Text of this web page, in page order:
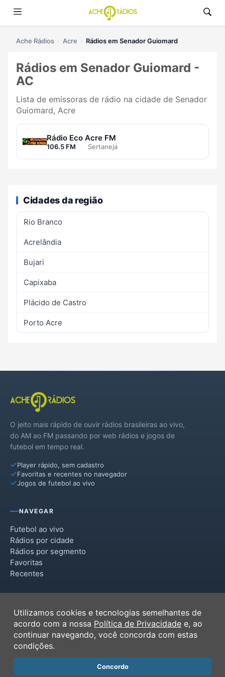
Ache Rádios Acre Rádios em Senador Guiomard
Rádios em Senador Guiomard -
AC
Lista de emissoras de rádio na cidade de Senador
Guiomard, Acre
Rádio Eco Acre FM
106.5 FM · Sertaneja
Cidades da região
Rio Branco
Acrelândia
Bujari
Capixaba
Plácido de Castro
Porto Acre
O jeito mais rápido de ouvir rádios brasileiras ao vivo,
do AM ao FM passando por web rádios e jogos de
futebol em tempo real.
Player rápido, sem cadastro
Favoritas e recentes no navegador
Jogos de futebol ao vivo
NAVEGAR
Futebol ao vivo
Rádios por cidade
Rádios por segmento
Favoritas
Recentes
Termos de Uso
Política de Privacidade
Ferramentas
Contato
Utilizamos cookies e tecnologias semelhantes de
acordo com a nossa Política de Privacidade e, ao
continuar navegando, você concorda com estas
condições.
Concordo